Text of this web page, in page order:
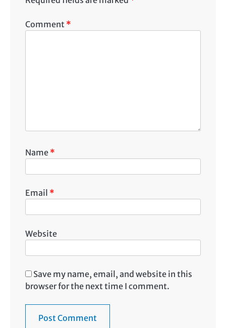
Comment *
Name *
Email *
Website
Save my name, email, and website in this
browser for the next time I comment.